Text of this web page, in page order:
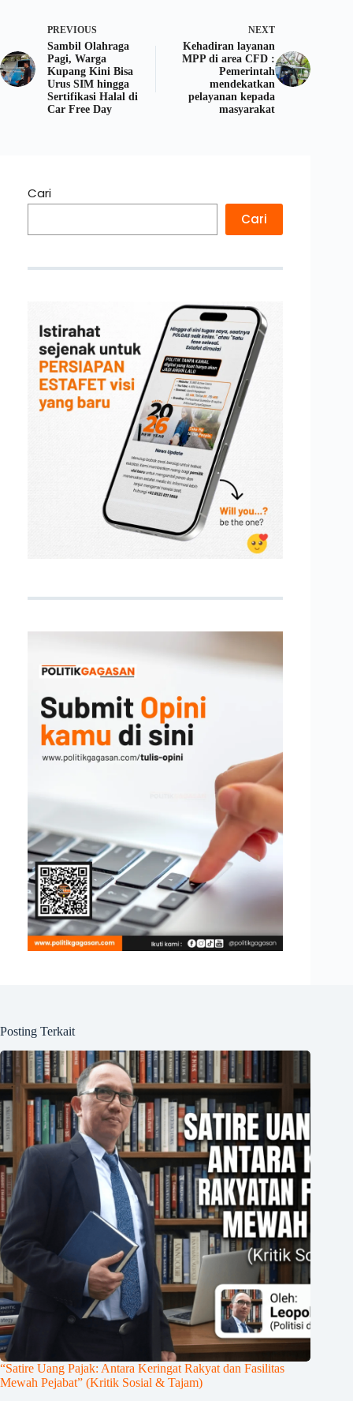
PREVIOUS
Sambil Olahraga
Pagi, Warga
Kupang Kini Bisa
Urus SIM hingga
Sertifikasi Halal di
Car Free Day
NEXT
Kehadiran layanan
MPP di area CFD :
Pemerintah
mendekatkan
pelayanan kepada
masyarakat
Cari
Cari
Posting Terkait
“Satire Uang Pajak: Antara Keringat Rakyat dan Fasilitas
Mewah Pejabat” (Kritik Sosial & Tajam)